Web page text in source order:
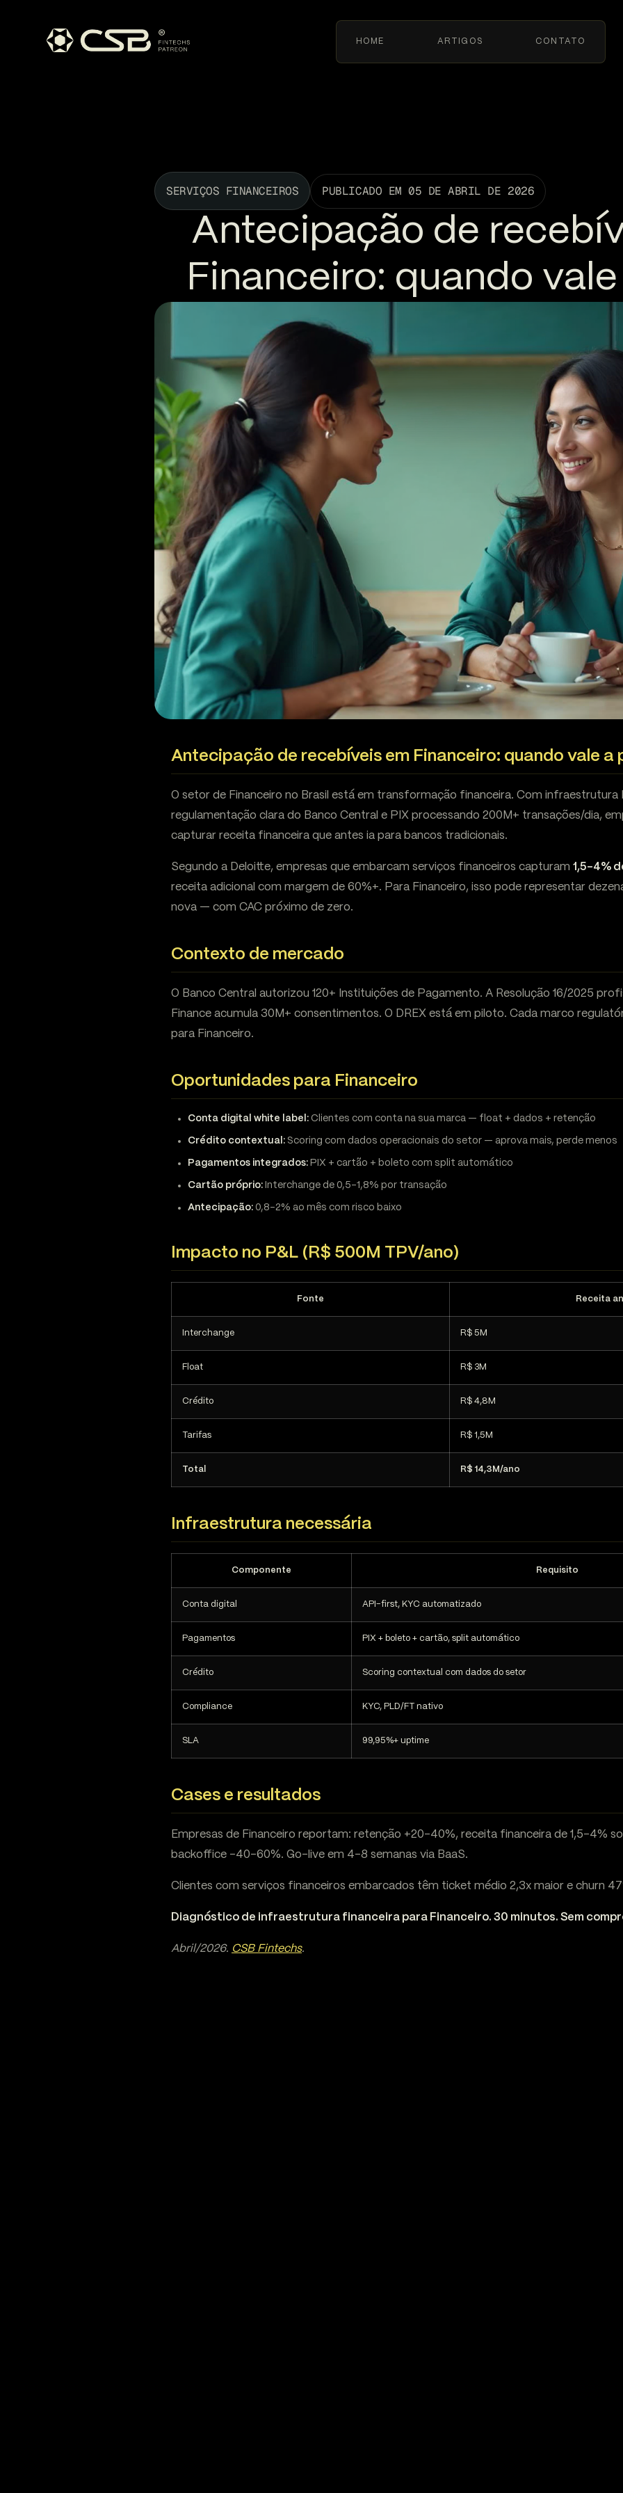
HOME ARTIGOS CONTATO
SERVIÇOS FINANCEIROS PUBLICADO EM 05 DE ABRIL DE 2026
Antecipação de
Financeiro: quando
Antecipação de recebíveis em Financeiro: quando vale a
O setor de Financeiro no Brasil está em transformação financeira. Com infraestrutura
regulamentação clara do Banco Central e PIX processando 200M+ transações/dia,
capturar receita financeira que antes ia para bancos tradicionais.
Segundo a Deloitte, empresas que embarcam serviços financeiros capturam 1,5-4%
receita adicional com margem de 60%+. Para Financeiro, isso pode representar
nova — com CAC próximo de zero.
Contexto de mercado
O Banco Central autorizou 120+ Instituições de Pagamento. A Resolução 16/2025
Finance acumula 30M+ consentimentos. O DREX está em piloto. Cada marco
para Financeiro.
Oportunidades para Financeiro
Conta digital white label: Clientes com conta na sua marca — float + dados + retenção
Crédito contextual: Scoring com dados operacionais do setor — aprova mais, perde menos
Pagamentos integrados: PIX + cartão + boleto com split automático
Cartão próprio: Interchange de 0,5-1,8% por transação
Antecipação: 0,8-2% ao mês com risco baixo
Impacto no P&L (R$ 500M TPV/ano)
Fonte Receita
Interchange R$ 5M
Float R$ 3M
Crédito R$ 4,8M
Tarifas R$ 1,5M
Total R$ 14,3M/ano
Infraestrutura necessária
Componente Requisito
Conta digital API-first, KYC automatizado
Pagamentos PIX + boleto + cartão, split automático
Crédito Scoring contextual com dados do setor
Compliance KYC, PLD/FT nativo
SLA 99,95%+ uptime
Cases e resultados
Empresas de Financeiro reportam: retenção +20-40%, receita financeira de 1,5-4%
backoffice -40-60%. Go-live em 4-8 semanas via BaaS.
Clientes com serviços financeiros embarcados têm ticket médio 2,3x maior e churn
Diagnóstico de infraestrutura financeira para Financeiro. 30 minutos. Sem
Abril/2026. CSB Fintechs.